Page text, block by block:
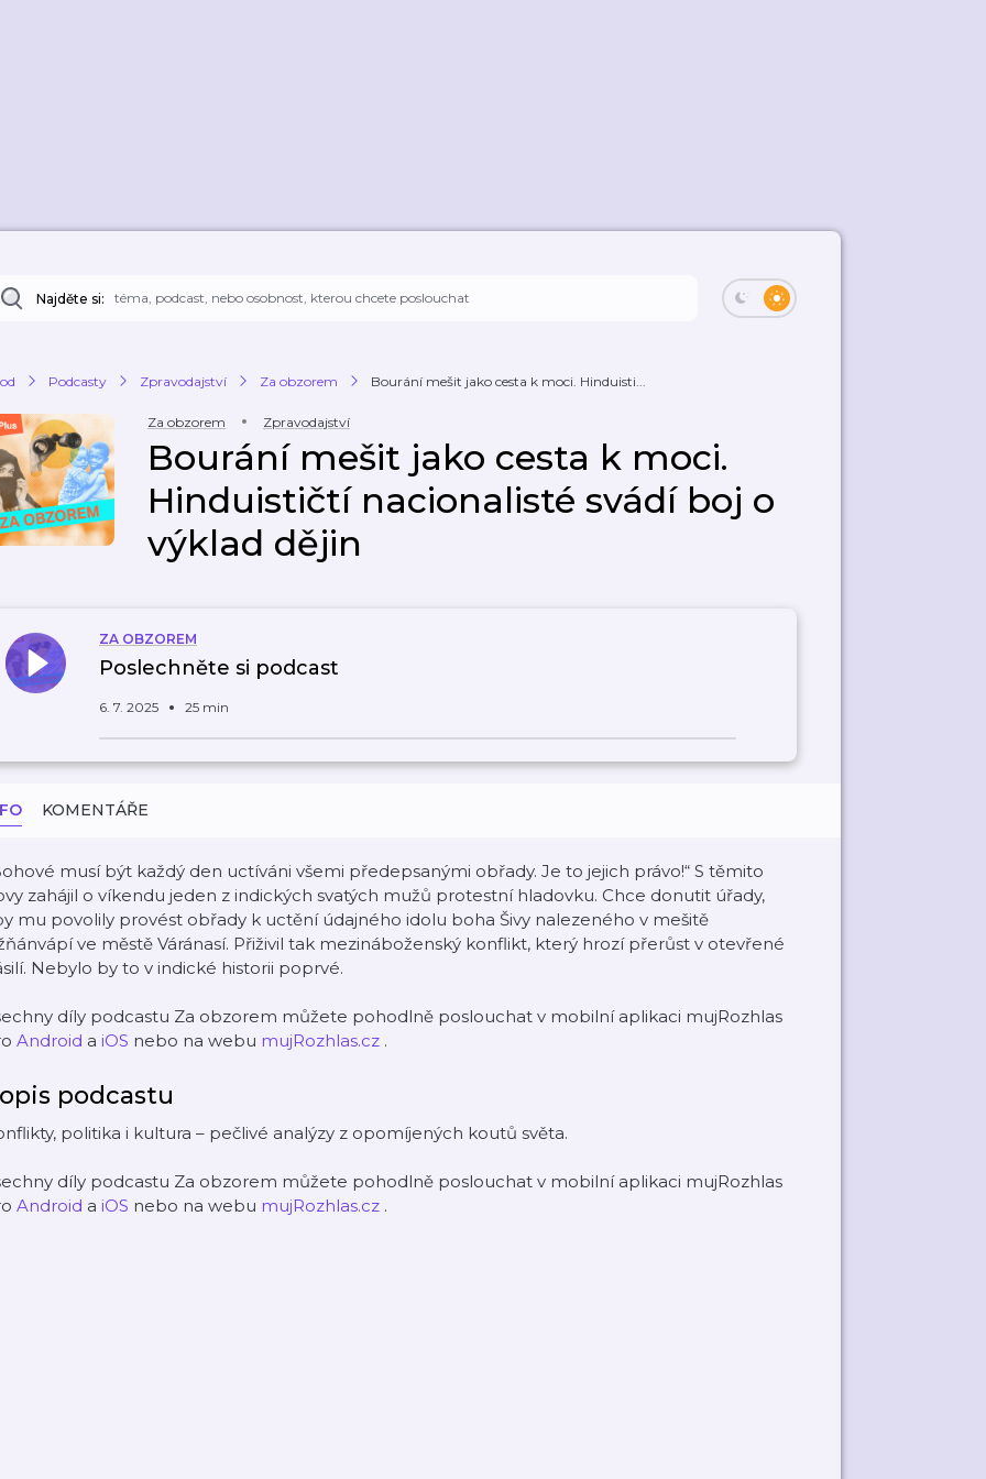
Najděte si:
Podcasty Zpravodajství Za obzorem Bourání mešit jako cesta k moci. Hinduisti...
Za obzorem Zpravodajství
Bourání mešit jako cesta k moci.
Hinduističtí nacionalisté svádí boj o
výklad dějin
ZA OBZOREM
Poslechněte si podcast
6. 7. 2025 25 min
KOMENTÁŘE
musí být každý den uctíváni všemi předepsanými obřady. Je to jejich právo!“ S těmito
zahájil o víkendu jeden z indických svatých mužů protestní hladovku. Chce donutit úřady,
mu povolily provést obřady k uctění údajného idolu boha Šivy nalezeného v mešitě
ve městě Váránasí. Přiživil tak mezináboženský konflikt, který hrozí přerůst v otevřené
Nebylo by to v indické historii poprvé.
díly podcastu Za obzorem můžete pohodlně poslouchat v mobilní aplikaci mujRozhlas
Android a iOS nebo na webu mujRozhlas.cz .
podcastu
politika i kultura – pečlivé analýzy z opomíjených koutů světa.
díly podcastu Za obzorem můžete pohodlně poslouchat v mobilní aplikaci mujRozhlas
Android a iOS nebo na webu mujRozhlas.cz .